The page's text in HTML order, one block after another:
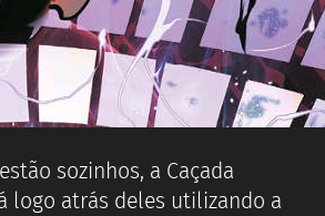
sozinhos, a Caçada
logo atrás deles utilizando a